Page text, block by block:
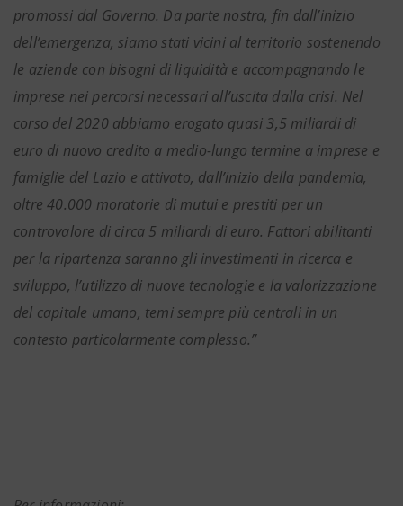
promossi dal Governo. Da parte nostra, fin dall’inizio
dell’emergenza, siamo stati vicini al territorio sostenendo
le aziende con bisogni di liquidità e accompagnando le
imprese nei percorsi necessari all’uscita dalla crisi. Nel
corso del 2020 abbiamo erogato quasi 3,5 miliardi di
euro di nuovo credito a medio-lungo termine a imprese e
famiglie del Lazio e attivato, dall’inizio della pandemia,
oltre 40.000 moratorie di mutui e prestiti per un
controvalore di circa 5 miliardi di euro. Fattori abilitanti
per la ripartenza saranno gli investimenti in ricerca e
sviluppo, l’utilizzo di nuove tecnologie e la valorizzazione
del capitale umano, temi sempre più centrali in un
contesto particolarmente complesso.”